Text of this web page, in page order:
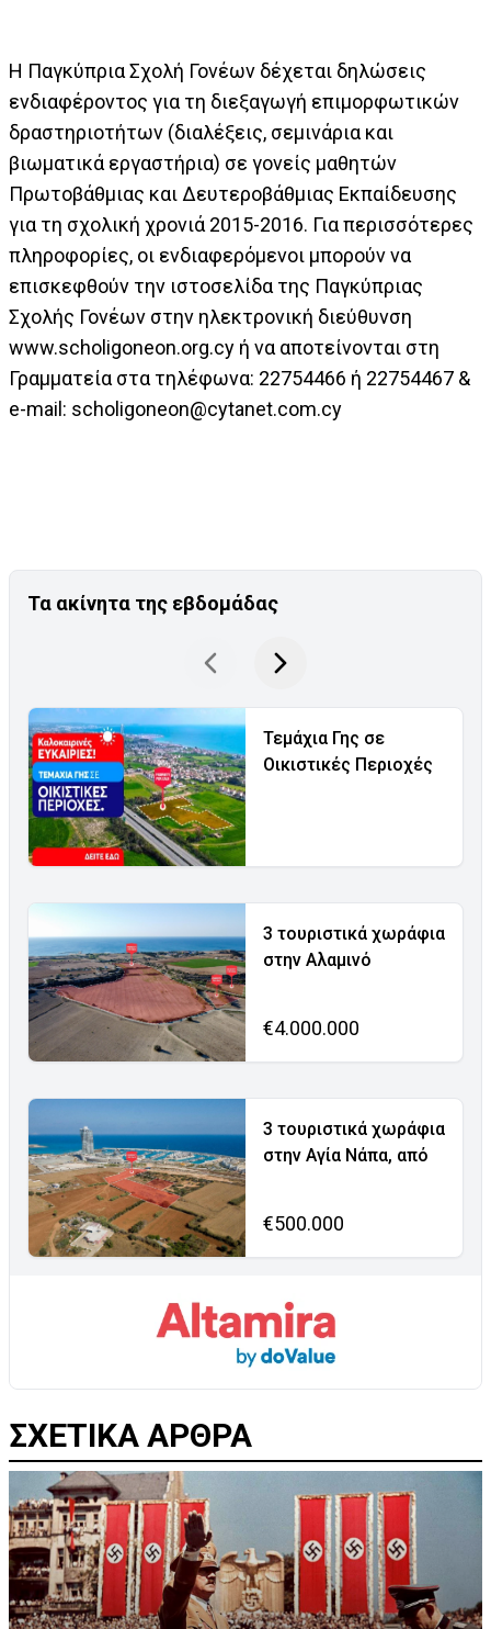
Η Παγκύπρια Σχολή Γονέων δέχεται δηλώσεις
ενδιαφέροντος για τη διεξαγωγή επιμορφωτικών
δραστηριοτήτων (διαλέξεις, σεμινάρια και
βιωματικά εργαστήρια) σε γονείς μαθητών
Πρωτοβάθμιας και Δευτεροβάθμιας Εκπαίδευσης
για τη σχολική χρονιά 2015-2016. Για περισσότερες
πληροφορίες, οι ενδιαφερόμενοι μπορούν να
επισκεφθούν την ιστοσελίδα της Παγκύπριας
Σχολής Γονέων στην ηλεκτρονική διεύθυνση
www.scholigoneon.org.cy ή να αποτείνονται στη
Γραμματεία στα τηλέφωνα: 22754466 ή 22754467 &
e-mail: scholigoneon@cytanet.com.cy
Τα ακίνητα της εβδομάδας
Τεμάχια Γης σε
Οικιστικές Περιοχές
3 τουριστικά χωράφια
στην Αλαμινό
€4.000.000
3 τουριστικά χωράφια
στην Αγία Νάπα, από
€500.000
ΣΧΕΤΙΚΑ ΑΡΘΡΑ